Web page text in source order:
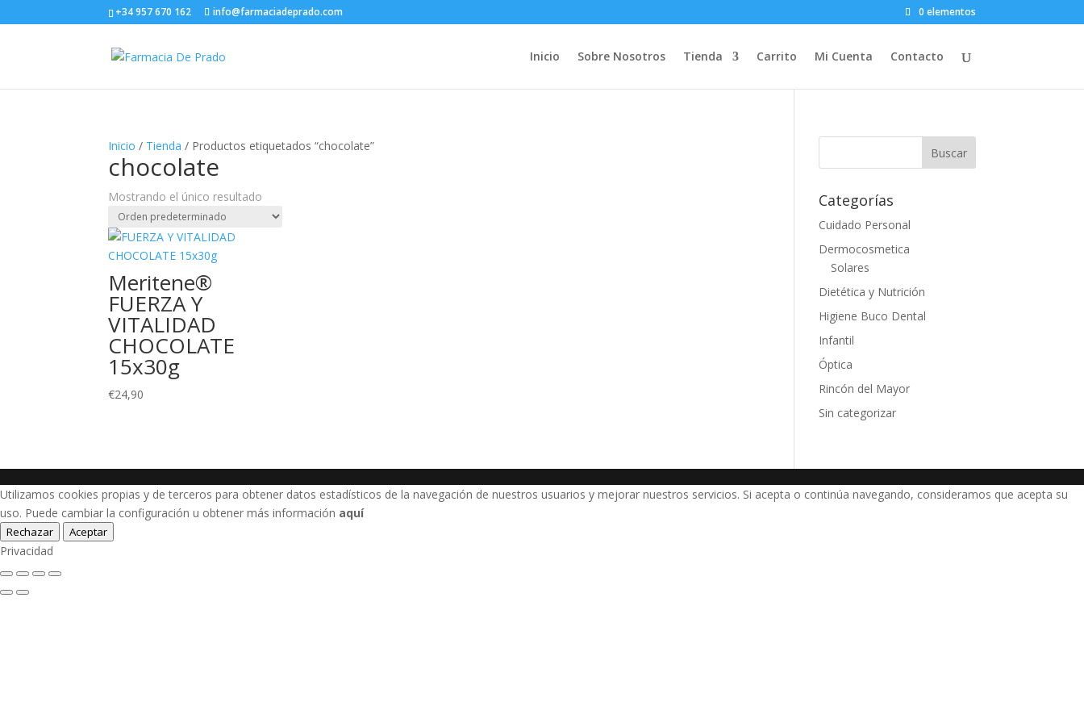
+34 957 670 162 info@farmaciadeprado.com 0 elementos
Inicio Sobre Nosotros Tienda Carrito Mi Cuenta Contacto
Inicio / Tienda / Productos etiquetados “chocolate”
chocolate
Mostrando el único resultado
Meritene®
FUERZA Y
VITALIDAD
CHOCOLATE
15x30g
€24,90
Categorías
Cuidado Personal
Dermocosmetica
Solares
Dietética y Nutrición
Higiene Buco Dental
Infantil
Óptica
Rincón del Mayor
Sin categorizar
Utilizamos cookies propias y de terceros para obtener datos estadísticos de la navegación de nuestros usuarios y mejorar nuestros servicios. Si acepta o continúa navegando, consideramos que acepta su
uso. Puede cambiar la configuración u obtener más información aquí
Rechazar Aceptar
Privacidad